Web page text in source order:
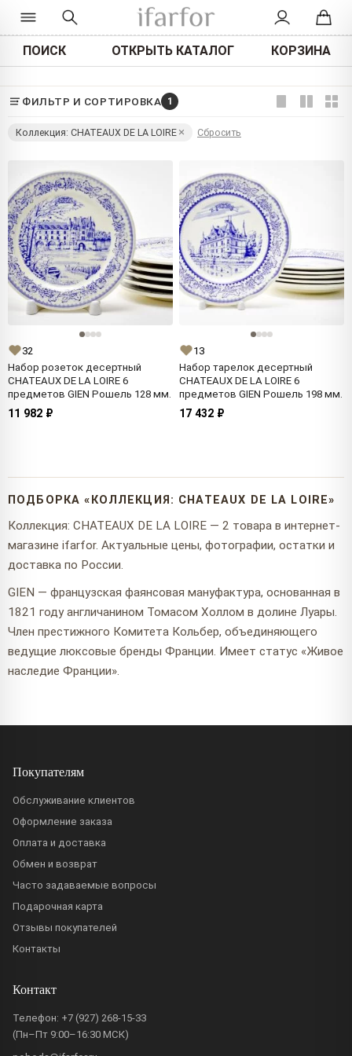
ПОИСК ОТКРЫТЬ КАТАЛОГ КОРЗИНА
ФИЛЬТР И СОРТИРОВКА 1
Коллекция: CHATEAUX DE LA LOIRE Сбросить
32
Набор розеток десертный
CHATEAUX DE LA LOIRE 6
предметов GIEN Рошель 128 мм.
11 982 ₽
13
Набор тарелок десертный
CHATEAUX DE LA LOIRE 6
предметов GIEN Рошель 198 мм.
17 432 ₽
ПОДБОРКА «КОЛЛЕКЦИЯ: CHATEAUX DE LA LOIRE»
Коллекция: CHATEAUX DE LA LOIRE — 2 товара в интернет-
магазине ifarfor. Актуальные цены, фотографии, остатки и
доставка по России.
GIEN — французская фаянсовая мануфактура, основанная в
1821 году англичанином Томасом Холлом в долине Луары.
Член престижного Комитета Кольбер, объединяющего
ведущие люксовые бренды Франции. Имеет статус «Живое
наследие Франции».
Покупателям
Обслуживание клиентов
Оформление заказа
Оплата и доставка
Обмен и возврат
Часто задаваемые вопросы
Подарочная карта
Отзывы покупателей
Контакты
Контакт
Телефон: +7 (927) 268-15-33
(Пн–Пт 9:00–16:30 МСК)